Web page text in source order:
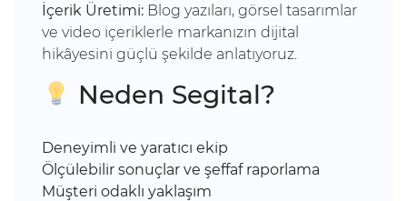
İçerik Üretimi: Blog yazıları, görsel tasarımlar
ve video içeriklerle markanızın dijital
hikâyesini güçlü şekilde anlatıyoruz.
Neden Segital?
Deneyimli ve yaratıcı ekip
Ölçülebilir sonuçlar ve şeffaf raporlama
Müşteri odaklı yaklaşım